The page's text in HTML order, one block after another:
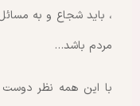
، باید شجاع و به
مردم باشد…
با این همه نظر